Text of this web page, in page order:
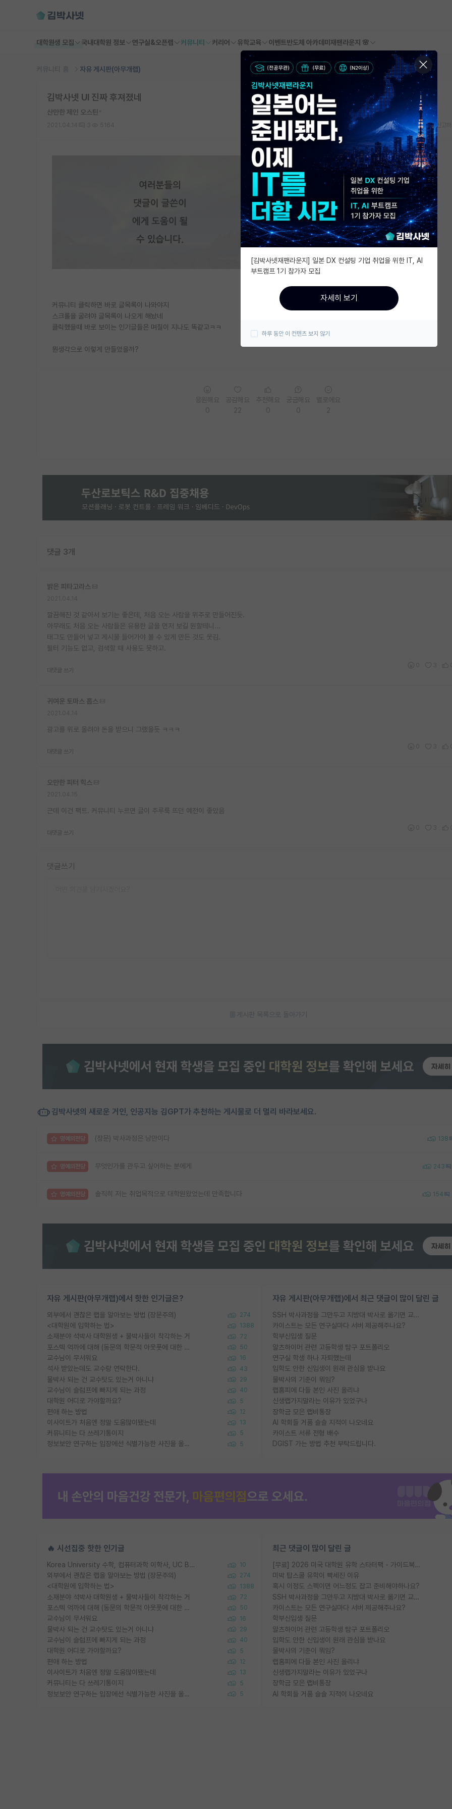
대학원생 모집 국내대학원 정보 연구실&오픈랩 커뮤니티 커리어 유학교육 이벤트반도체 아카데미 재팬라운지 🌸
커뮤니티 홈 자유 게시판(아무개랩)
김박사넷 UI 진짜 후져졌네
산만한 제인 오스틴
스크랩 신고
커뮤니티 클릭하면 바로 글목록이 나와야지
스크롤을 굴려야 글목록이 나오게 해놨네
클릭했을때 바로 보이는 인기글들은 며칠이 지나도 똑같고ㅋㅋ
뭔생각으로 이렇게 만들었을까?
댓글 3개
밝은 피타고라스
깔끔해진 것 같아서 보기는 좋은데, 처음 오는 사람을 위주로 만들어진듯.
아무래도 처음 오는 사람들은 유용한 글을 먼저 보길 원할테니...
태그도 만들어 넣고 게시물 들어가야 볼 수 있게 만든 것도 웃김.
필터 기능도 없고, 검색할 때 사용도 못하고.
대댓글 쓰기
귀여운 토마스 홉스
광고를 위로 올려야 돈을 받으니 그랬을듯 ㅋㅋㅋ
대댓글 쓰기
오만한 피터 힉스
근데 이건 팩트. 커뮤니티 누르면 글이 주루룩 뜨던 예전이 좋았음
대댓글 쓰기
댓글쓰기
게시판 목록으로 돌아가기
김박사넷의 새로운 거인, 인공지능 김GPT가 추천하는 게시물로 더 멀리 바라보세요.
명예의전당 (장문) 박사과정은 낭만이다 138
명예의전당 무엇인가를 관두고 싶어하는 분에게 243
명예의전당 솔직히 저는 취업목적으로 대학원왔었는데 만족합니다 154
자유 게시판(아무개랩)에서 핫한 인기글은?
외부에서 괜찮은 랩을 알아보는 방법 (장문주의) 274
<대학원에 입학하는 법> 1388
소재분야 석박사 대학원생 + 물박사들이 착각하는 거 72
포스텍 억까에 대해 (동문의 학문적 아웃풋에 대한 반박) 50
교수님이 무서워요 16
석사 받았는데도 교수랑 연락한다. 43
물박사 되는 건 교수탓도 있는거 아니냐 29
교수님이 슬럼프에 빠지게 되는 과정 40
대학원 어디로 가야할까요? 5
편애 하는 방법 12
이사이트가 처음엔 정말 도움많이됐는데 13
커뮤니티는 다 쓰레기통이지 5
정보보안 연구하는 입장에선 식별가능한 사진을 올리는건 비추이긴함 5
자유 게시판(아무개랩)에서 최근 댓글이 많이 달린 글
SSH 박사과정을 그만두고 지방대 박사로 옮기면 교수의 꿈은 끝일까요?
카이스트는 모든 연구실마다 서버 제공해주나요?
학부신입생 질문
알츠하이머 관련 고등학생 탐구 포트폴리오
연구실 학생 하나 자퇴했는데
입학도 안한 신입생이 원래 관심을 받나요
물박사의 기준이 뭐임?
랩홈피에 다들 본인 사진 올리냐
신생랩가지말라는 이유가 있었구나
장학금 모은 랩비통장
AI 학회들 거품 슬슬 지적이 나오네요
카이스트 서류 전형 배수
DGIST 가는 방법 추천 부탁드립니다.
🔥 시선집중 핫한 인기글
Korea University 수학, 컴퓨터과학 이학사, UC Berkeley 산업공학 대학원 공학박사가 되는 것은 쉽지 않겠죠? 10
외부에서 괜찮은 랩을 알아보는 방법 (장문주의) 274
<대학원에 입학하는 법> 1388
소재분야 석박사 대학원생 + 물박사들이 착각하는 거 72
포스텍 억까에 대해 (동문의 학문적 아웃풋에 대한 반박) 50
교수님이 무서워요 16
물박사 되는 건 교수탓도 있는거 아니냐 29
교수님이 슬럼프에 빠지게 되는 과정 40
대학원 어디로 가야할까요? 5
편애 하는 방법 12
이사이트가 처음엔 정말 도움많이됐는데 13
커뮤니티는 다 쓰레기통이지 5
정보보안 연구하는 입장에선 식별가능한 사진을 올리는건 비추이긴함 5
최근 댓글이 많이 달린 글
[무료] 2026 미국 대학원 유학 스타터팩 - 가이드북 & 합격자 컨택메일 템플릿
미박 탑스쿨 유학이 빡세진 이유
혹시 이정도 스펙이면 어느정도 잡고 준비해야하나요?
SSH 박사과정을 그만두고 지방대 박사로 옮기면 교수의 꿈은 끝일까요?
카이스트는 모든 연구실마다 서버 제공해주나요?
학부신입생 질문
알츠하이머 관련 고등학생 탐구 포트폴리오
입학도 안한 신입생이 원래 관심을 받나요
물박사의 기준이 뭐임?
랩홈피에 다들 본인 사진 올리냐
신생랩가지말라는 이유가 있었구나
장학금 모은 랩비통장
AI 학회들 거품 슬슬 지적이 나오네요
[김박사넷재팬라운지] 일본 DX 컨설팅 기업 취업을 위한 IT, AI
부트캠프 1기 참가자 모집
자세히 보기
하루 동안 이 컨텐츠 보지 않기